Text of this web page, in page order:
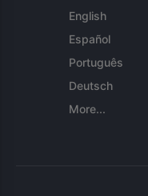
English
Español
Português
Deutsch
More...